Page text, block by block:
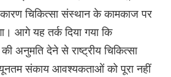
चिकित्सा संस्थान के कामकाज पर
आगे यह तर्क दिया गया कि
अनुमति देने से राष्ट्रीय चिकित्सा
न्यूनतम संकाय आवश्यकताओं को पूरा नहीं